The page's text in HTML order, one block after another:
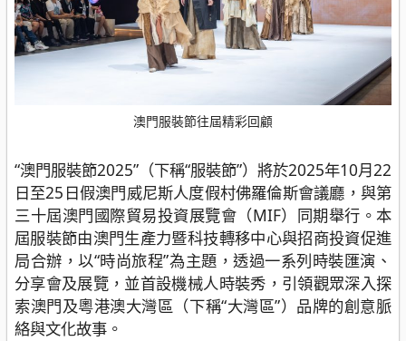
澳門服裝節往屆精彩回顧
“澳門服裝節2025”（下稱“服裝節”）將於2025年10月22
日至25日假澳門威尼斯人度假村佛羅倫斯會議廳，與第
三十屆澳門國際貿易投資展覽會（MIF）同期舉行。本
屆服裝節由澳門生產力暨科技轉移中心與招商投資促進
局合辦，以“時尚旅程”為主題，透過一系列時裝匯演、
分享會及展覽，並首設機械人時裝秀，引領觀眾深入探
索澳門及粵港澳大灣區（下稱“大灣區”）品牌的創意脈
絡與文化故事。